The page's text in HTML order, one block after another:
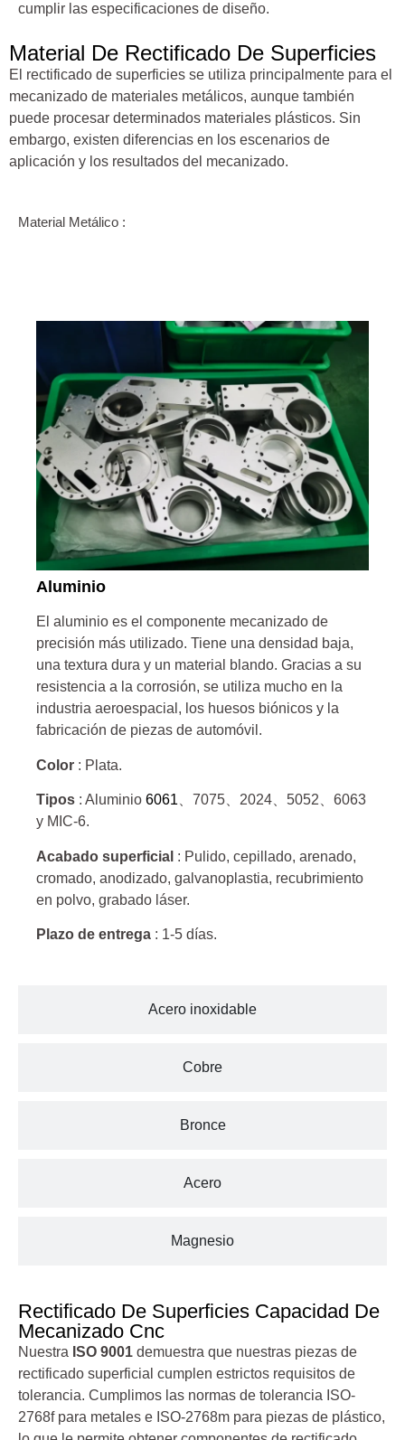
cumplir las especificaciones de diseño.
Material De Rectificado De Superficies
El rectificado de superficies se utiliza principalmente para el
mecanizado de materiales metálicos, aunque también
puede procesar determinados materiales plásticos. Sin
embargo, existen diferencias en los escenarios de
aplicación y los resultados del mecanizado.
Material Metálico :
Acero inoxidable
Cobre
Bronce
Acero
Magnesio
Aluminio
El aluminio es el componente mecanizado de
precisión más utilizado. Tiene una densidad baja,
una textura dura y un material blando. Gracias a su
resistencia a la corrosión, se utiliza mucho en la
industria aeroespacial, los huesos biónicos y la
fabricación de piezas de automóvil.
Color : Plata.
Tipos : Aluminio 6061 、7075、2024、5052、6063
y MIC-6.
Acabado superficial : Pulido, cepillado, arenado,
cromado, anodizado, galvanoplastia, recubrimiento
en polvo, grabado láser.
Plazo de entrega : 1-5 días.
Rectificado De Superficies Capacidad De
Mecanizado Cnc
Nuestra ISO 9001 demuestra que nuestras piezas de
rectificado superficial cumplen estrictos requisitos de
tolerancia. Cumplimos las normas de tolerancia ISO-
2768f para metales e ISO-2768m para piezas de plástico,